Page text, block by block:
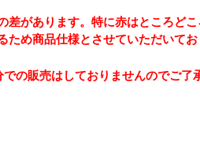
があります。特に赤はところどこ
め商品仕様とさせていただいてお
の販売はしておりませんのでご了